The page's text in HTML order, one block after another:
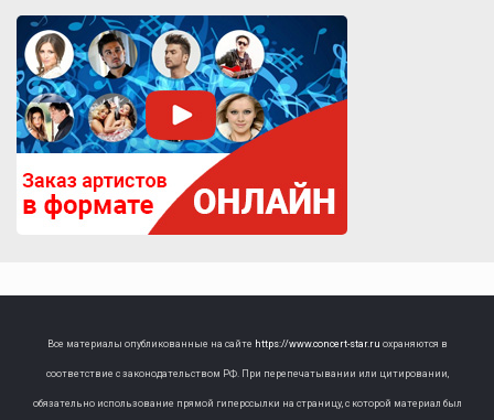
Все материалы опубликованные на сайте https://www.concert-star.ru охраняются в
соответствие с законодательством РФ. При перепечатывании или цитировании,
обязательно использование прямой гиперссылки на страницу, с которой материал был